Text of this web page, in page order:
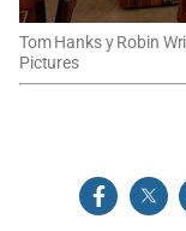
Tom Hanks y Robin
Pictures